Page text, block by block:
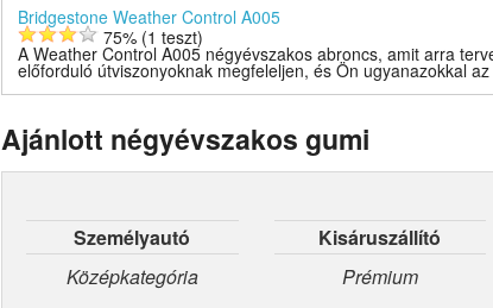
Bridgestone Weather Control A005
75% (1 teszt)
A Weather Control A005 négyévszakos abroncs, amit arra
előforduló útviszonyoknak megfeleljen, és Ön ugyanazokkal az
Ajánlott négyévszakos gumi
Személyautó
Középkategória
Kisáruszállító
Prémium